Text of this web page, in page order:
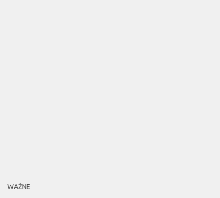
WAŻNE